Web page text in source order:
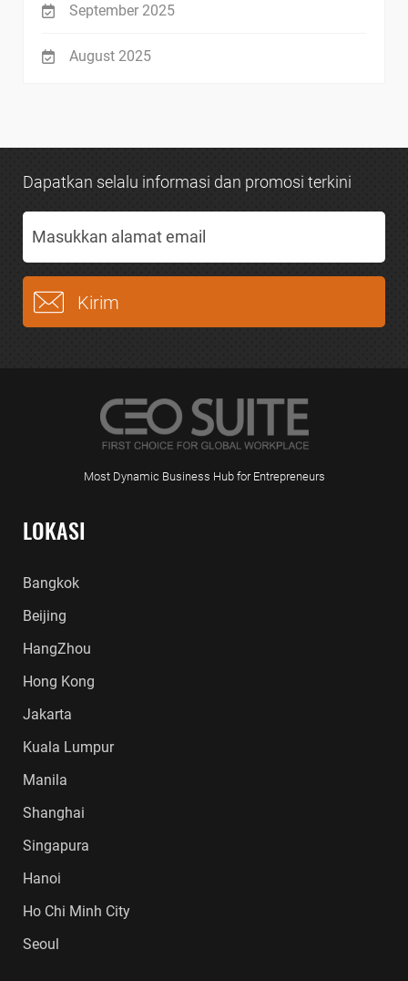
September 2025
August 2025
Dapatkan selalu informasi dan promosi terkini
Most Dynamic Business Hub for Entrepreneurs
LOKASI
Bangkok
Beijing
HangZhou
Hong Kong
Jakarta
Kuala Lumpur
Manila
Shanghai
Singapura
Hanoi
Ho Chi Minh City
Seoul